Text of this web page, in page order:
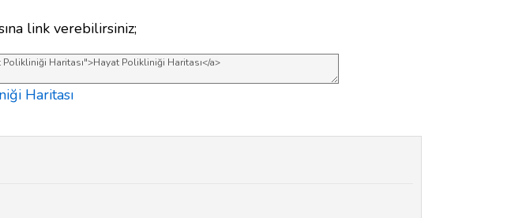
link verebilirsiniz;
Haritası